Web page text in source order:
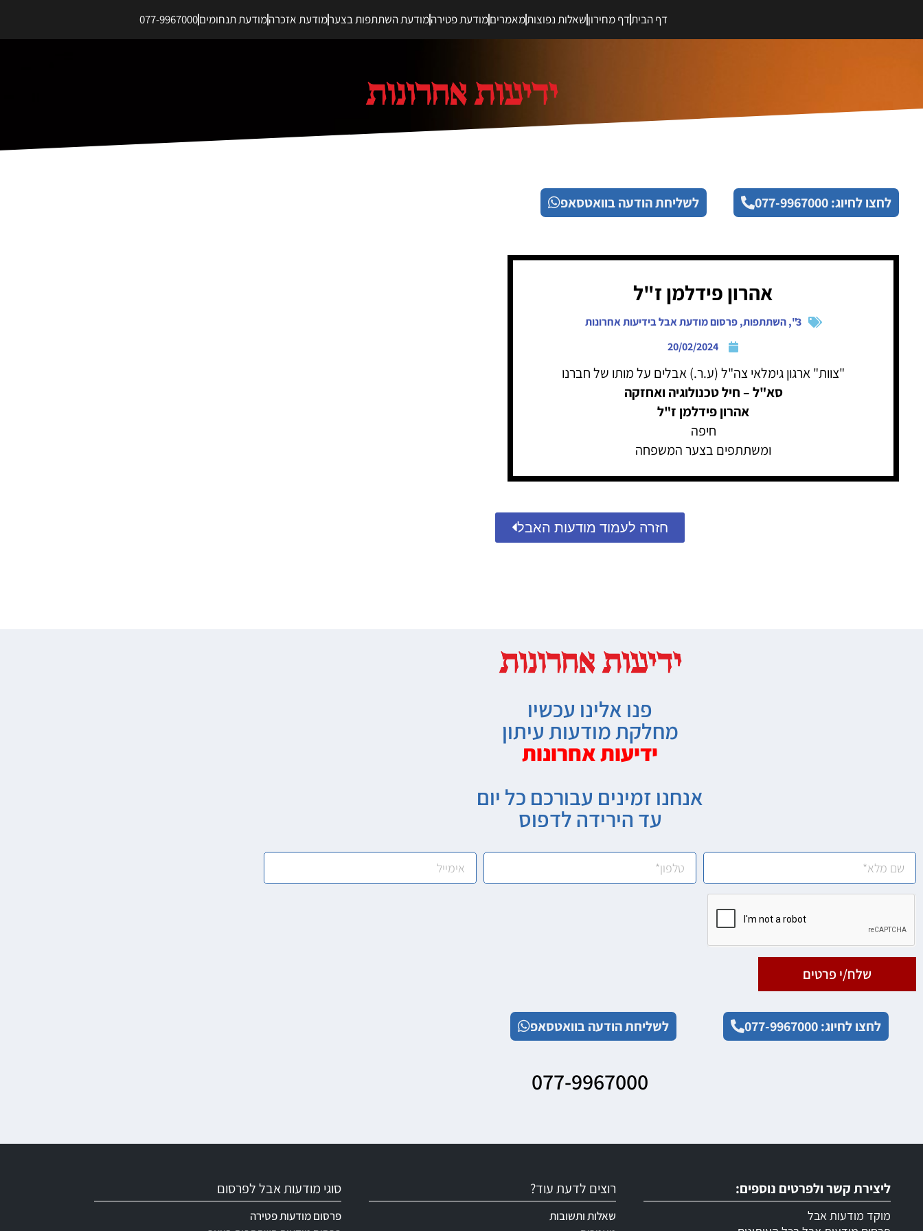
דף הביתדף מחירוןשאלות נפוצותמאמריםמודעת פטירהמודעת השתתפות בצערמודעת אזכרהמודעת תנחומים077-9967000
לחצו לחיוג: 077-9967000 לשליחת הודעה בוואטסאפ
אהרון פידלמן ז"ל
3"
,השתתפות,פרסום מודעת אבל בידיעות אחרונות
20/02/2024
"צוות" ארגון גימלאי צה"ל (ע.ר.) אבלים על מותו של חברנו
סא"ל – חיל טכנולוגיה ואחזקה
אהרון פידלמן ז"ל
חיפה
ומשתתפים בצער המשפחה
חזרה לעמוד מודעות האבל
פנו אלינו עכשיו
מחלקת מודעות עיתון
ידיעות אחרונות
אנחנו זמינים עבורכם כל יום
עד הירידה לדפוס
שלח/י פרטים
לחצו לחיוג: 077-9967000 לשליחת הודעה בוואטסאפ
077-9967000
ליצירת קשר ולפרטים נוספים:
מוקד מודעות אבל
רוצים לדעת עוד?
שאלות ותשובות
סוגי מודעות אבל לפרסום
פרסום מודעות פטירה